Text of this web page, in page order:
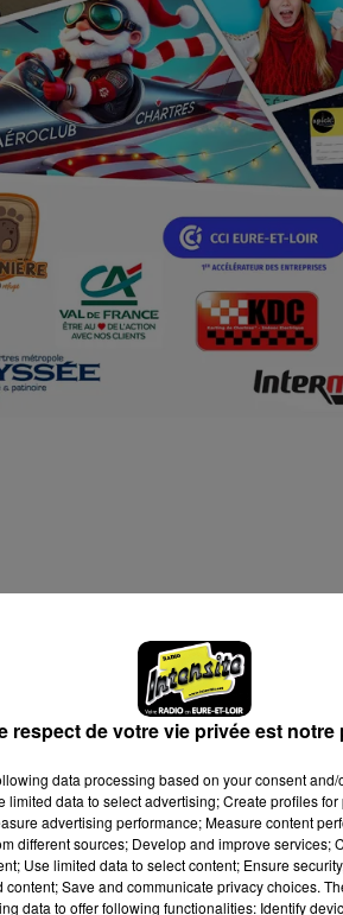
qui trouve le bon chiffre pourra ouvrir un
le duel ou non, vous êtes inscrit pour le
respect de votre vie privée est notre
data processing based on your consent
limited data to select advertising; Create profiles
advertising performance; Measure content
different sources; Develop and improve services;
Use limited data to select content; Ensure
Save and communicate privacy choices.
data to offer following functionalities: Identify